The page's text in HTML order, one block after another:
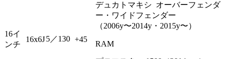
16イ
ンチ
16x6J5／130 +45
デュカトマキシ オーバーフェンダ
ー・ワイドフェンダー
（2006y〜2014y・2015y〜）
RAM